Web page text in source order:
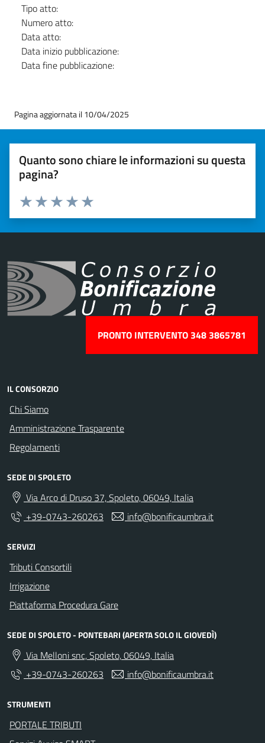
Tipo atto:
Numero atto:
Data atto:
Data inizio pubblicazione:
Data fine pubblicazione:
Pagina aggiornata il 10/04/2025
Quanto sono chiare le informazioni su questa
pagina?
Valuta 5 stelle su 5
Valuta 4 stelle su 5
Valuta 3 stelle su 5
Valuta 2 stelle su 5
Valuta 1 stelle su 5
PRONTO INTERVENTO 348 3865781
IL CONSORZIO
Chi Siamo
Amministrazione Trasparente
Regolamenti
SEDE DI SPOLETO
Via Arco di Druso 37, Spoleto, 06049, Italia
+39-0743-260263
info@bonificaumbra.it
SERVIZI
Tributi Consortili
Irrigazione
Piattaforma Procedura Gare
SEDE DI SPOLETO - PONTEBARI (APERTA SOLO IL GIOVEDÌ)
Via Melloni snc, Spoleto, 06049, Italia
+39-0743-260263
info@bonificaumbra.it
STRUMENTI
PORTALE TRIBUTI